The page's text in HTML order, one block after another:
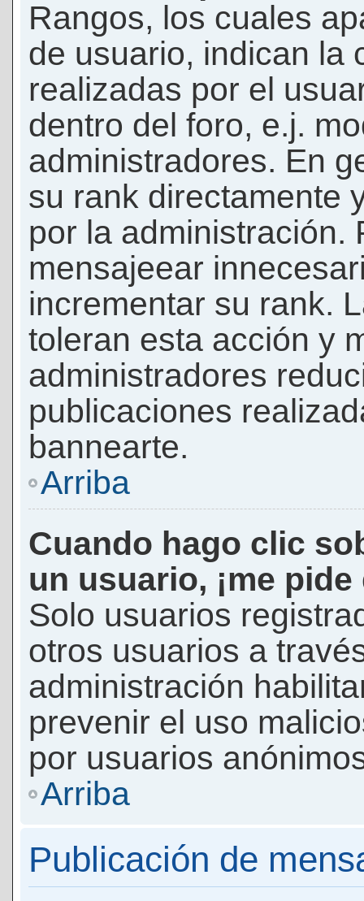
Rangos, los cuales
de usuario, indican la
realizadas por el
dentro del foro, e.j.
administradores. En
su rank directamente
por la administración.
mensajeear
incrementar su rank.
toleran esta acción y
administradores
publicaciones
bannearte.
Arriba
Cuando hago clic
un usuario, ¡me
Solo usuarios
otros usuarios a
administración
prevenir el uso
por usuarios
Arriba
Publicación de